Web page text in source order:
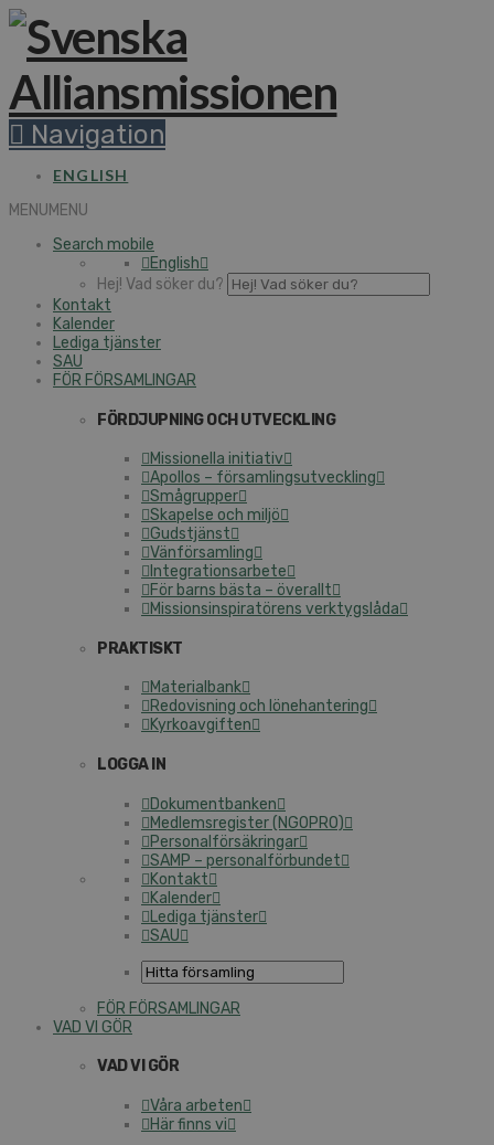
Navigation
ENGLISH
MENUMENU
Search mobile
English
Hej! Vad söker du?
Kontakt
Kalender
Lediga tjänster
SAU
FÖR FÖRSAMLINGAR
FÖRDJUPNING OCH UTVECKLING
Missionella initiativ
Apollos – församlingsutveckling
Smågrupper
Skapelse och miljö
Gudstjänst
Vänförsamling
Integrationsarbete
För barns bästa – överallt
Missionsinspiratörens verktygslåda
PRAKTISKT
Materialbank
Redovisning och lönehantering
Kyrkoavgiften
LOGGA IN
Dokumentbanken
Medlemsregister (NGOPRO)
Personalförsäkringar
SAMP – personalförbundet
Kontakt
Kalender
Lediga tjänster
SAU
FÖR FÖRSAMLINGAR
VAD VI GÖR
VAD VI GÖR
Våra arbeten
Här finns vi